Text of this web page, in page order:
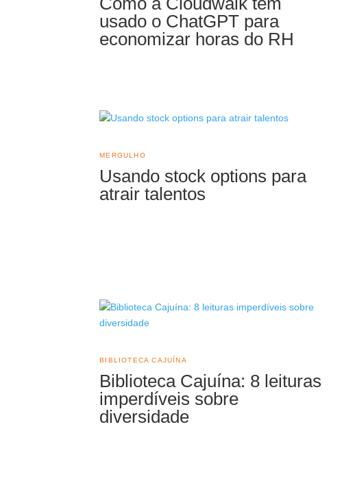
usado o ChatGPT para
economizar horas do RH
Usando stock options para
atrair talentos
MERGULHO
Biblioteca Cajuína: 8 leituras
imperdíveis sobre
diversidade
BIBLIOTECA CAJUÍNA